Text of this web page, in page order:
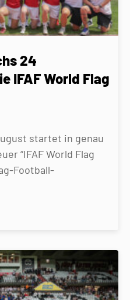
24
IFAF World Flag
startet in genau
“IFAF World Flag
Football-